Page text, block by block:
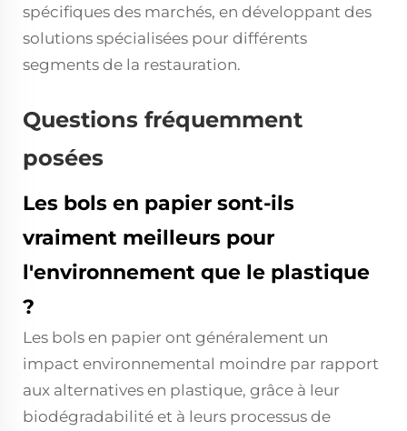
spécifiques des marchés, en développant des
solutions spécialisées pour différents
segments de la restauration.
Questions fréquemment
posées
Les bols en papier sont-ils
vraiment meilleurs pour
l'environnement que le plastique
?
Les bols en papier ont généralement un
impact environnemental moindre par rapport
aux alternatives en plastique, grâce à leur
biodégradabilité et à leurs processus de